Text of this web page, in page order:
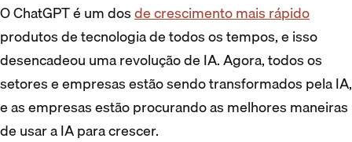
O ChatGPT é um dosde crescimento mais rápido
produtos de tecnologia de todos os tempos, e isso
desencadeou uma revolução de IA. Agora, todos os
setores e empresas estão sendo transformados pela IA,
e as empresas estão procurando as melhores maneiras
de usar a IA para crescer.